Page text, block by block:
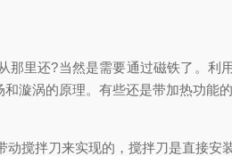
还?当然是需要通过磁铁了。利
漩涡的原理。有些还是带加热功能
拌刀来实现的，搅拌刀是直接安